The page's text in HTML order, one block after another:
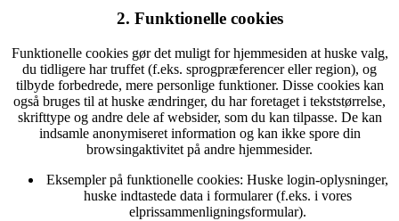
2. Funktionelle cookies
Funktionelle cookies gør det muligt for hjemmesiden at huske valg,
du tidligere har truffet (f.eks. sprogpræferencer eller region), og
tilbyde forbedrede, mere personlige funktioner. Disse cookies kan
også bruges til at huske ændringer, du har foretaget i tekststørrelse,
skrifttype og andre dele af websider, som du kan tilpasse. De kan
indsamle anonymiseret information og kan ikke spore din
browsingaktivitet på andre hjemmesider.
Eksempler på funktionelle cookies: Huske login-oplysninger,
huske indtastede data i formularer (f.eks. i vores
elprissammenligningsformular).